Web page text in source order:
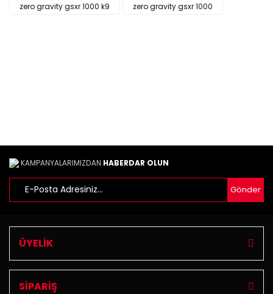
Ürün resmi kalitesiz, bozuk veya görüntülenemiyor.
zero gravity gsxr 1000 k9
zero gravity gsxr 1000
KAMPANYALARIMIZDAN HABERDAR OLUN
Gönder
ÜYELİK
SİPARİŞ